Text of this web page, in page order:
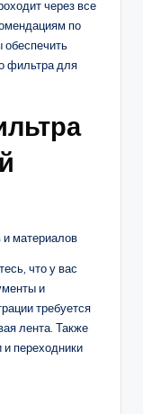
через все
по
обеспечить
фильтра для
и материалов
что у вас
и
требуется
лента. Также
и переходники